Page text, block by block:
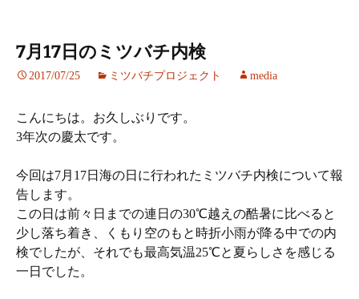
7月17日のミツバチ内検
2017/07/25 ミツバチプロジェクト media
こんにちは。お久しぶりです。
3年次の慶太です。
今回は7月17日海の日に行われたミツバチ内検について報
告します。
この日は前々日までの連日の30℃越えの酷暑に比べると
少し落ち着き、くもり空のもと時折小雨が降る中での内
検でしたが、それでも最高気温25℃と夏らしさを感じる
一日でした。